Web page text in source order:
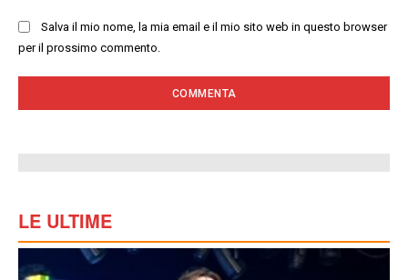
Salva il mio nome, la mia email e il mio sito web in questo browser
per il prossimo commento.
LE ULTIME